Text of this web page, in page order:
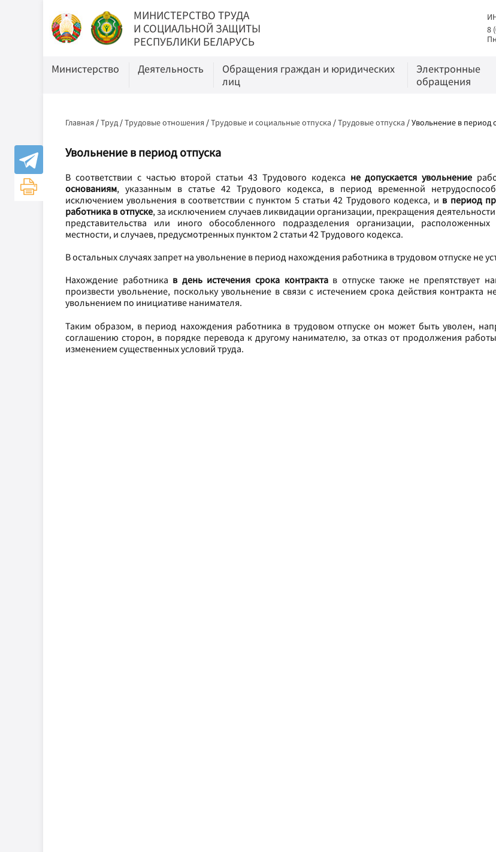
МИНИСТЕРСТВО ТРУДА
И СОЦИАЛЬНОЙ ЗАЩИТЫ
РЕСПУБЛИКИ БЕЛАРУСЬ
8
Министерство Деятельность
Обращения граждан и юридических
лиц
Электронные
обращения
Главная /Труд/Трудовые отношения /Трудовые и социальные отпуска /Трудовые отпуска /Увольнение в период
Увольнение в период отпуска
В соответствии с частью второй статьи 43 Трудового кодекса не допускается увольнение
основаниям, указанным в статье 42 Трудового кодекса, в период временной
исключением увольнения в соответствии с пунктом 5 статьи 42 Трудового кодекса, и в период
работника в отпуске, за исключением случаев ликвидации организации, прекращения
представительства или иного обособленного подразделения организации,
местности, и случаев, предусмотренных пунктом 2 статьи 42 Трудового кодекса.
В остальных случаях запрет на увольнение в период нахождения работника в трудовом отпуске не
Нахождение работника в день истечения срока контрактав отпуске также не препятствует
произвести увольнение, поскольку увольнение в связи с истечением срока действия контракта
увольнением по инициативе нанимателя.
Таким образом, в период нахождения работника в трудовом отпуске он может быть уволен,
соглашению сторон, в порядке перевода к другому нанимателю, за отказ от продолжения
изменением существенных условий труда.